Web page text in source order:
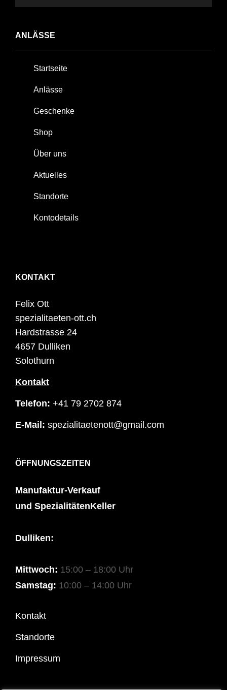
ANLÄSSE
Startseite
Anlässe
Geschenke
Shop
Über uns
Aktuelles
Standorte
Kontodetails
KONTAKT
Felix Ott
spezialitaeten-ott.ch
Hardstrasse 24
4657 Dulliken
Solothurn
Kontakt
Telefon: +41 79 2702 874
E-Mail: spezialitaetenott@gmail.com
ÖFFNUNGSZEITEN
Manufaktur-Verkauf
und SpezialitätenKeller
Dulliken:
Mittwoch: 15:00 – 18:00 Uhr
Samstag: 10:00 – 14:00 Uhr
Kontakt
Standorte
Impressum